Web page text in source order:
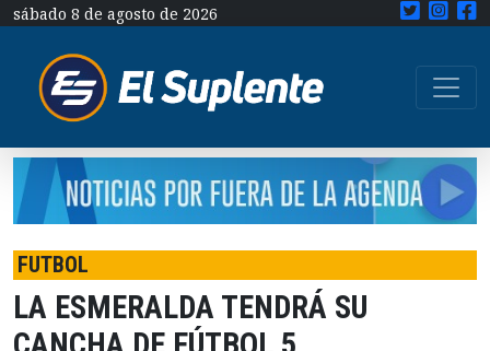
sábado 8 de agosto de 2026
FUTBOL
LA ESMERALDA TENDRÁ SU